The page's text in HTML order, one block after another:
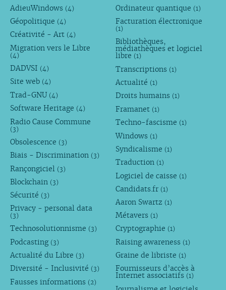
AdieuWindows (4)
Géopolitique (4)
Créativité - Art (4)
Migration vers le Libre
(4)
DADVSI (4)
Site web (4)
Trad-GNU (4)
Software Heritage (4)
Radio Cause Commune
(3)
Obsolescence (3)
Biais - Discrimination (3)
Rançongiciel (3)
Blockchain (3)
Sécurité (3)
Privacy - personal data
(3)
Technosolutionnisme (3)
Podcasting (3)
Actualité du Libre (3)
Diversité - Inclusivité (3)
Fausses informations (2)
Ordinateur quantique (1)
Facturation électronique
(1)
Bibliothèques,
médiathèques et logiciel
libre (1)
Transcriptions (1)
Actualité (1)
Droits humains (1)
Framanet (1)
Techno-fascisme (1)
Windows (1)
Syndicalisme (1)
Traduction (1)
Logiciel de caisse (1)
Candidats.fr (1)
Aaron Swartz (1)
Métavers (1)
Cryptographie (1)
Raising awareness (1)
Graine de libriste (1)
Fournisseurs d’accès à
Internet associatifs (1)